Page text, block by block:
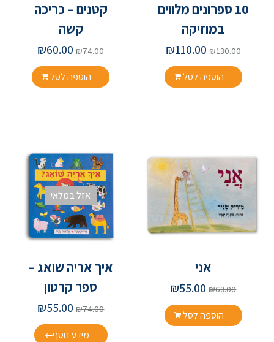
10 ספרונים מלווים
במוזיקה
₪130.00
₪110.00
הוספה לסל
קטנים – כריכה
קשה
₪74.00
₪60.00
הוספה לסל
אני
₪68.00
₪55.00
הוספה לסל
אזל במלאי
איך אריה שואג –
ספר קרטון
₪74.00
₪55.00
מידע נוסף